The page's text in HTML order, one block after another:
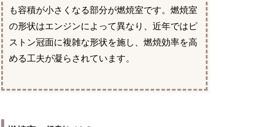
も容積が小さくなる部分が燃焼室です。燃焼室
の形状はエンジンによって異なり、近年ではピ
ストン冠面に複雑な形状を施し、燃焼効率を高
める工夫が凝らされています。